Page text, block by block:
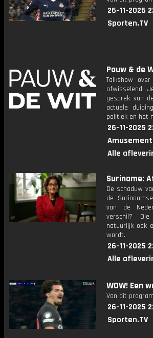
26-11-2025
Sporten.TV
Pauw & de
Talkshow
afwisselend
gesprek van
actuele
politiek en het
26-11-2025
Alle
Suriname:
De schaduw
de
van de
verschil?
natuurlijk ook
wordt.
26-11-2025
Alle
WOW! Een
Van dit
26-11-2025
Sporten.TV